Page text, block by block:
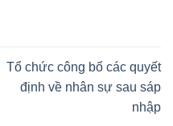
Tổ chức công bố các quyết
định về nhân sự sau sáp
nhập